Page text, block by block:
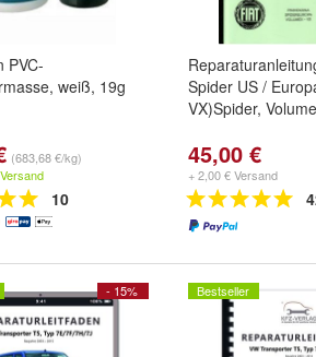
PVC-
weiß, 19g
(683,68 €/kg)
10
Spider US /
VX)Spider,
45,00 €
+ 2,00 € Versand
- 15% Bestseller